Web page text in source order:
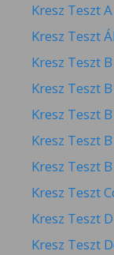
Kresz Teszt
Kresz Teszt
Kresz Teszt B
Kresz Teszt
Kresz Teszt
Kresz Teszt
Kresz Teszt
Kresz Teszt
Kresz Teszt
Kresz Teszt